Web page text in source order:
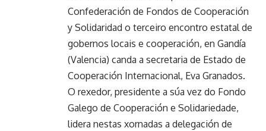
Confederación de Fondos de Cooperación
y Solidaridad o terceiro encontro estatal de
gobernos locais e cooperación, en Gandía
(Valencia) canda a secretaria de Estado de
Cooperación Internacional, Eva Granados.
O rexedor, presidente a súa vez do Fondo
Galego de Cooperación e Solidariedade,
lidera nestas xornadas a delegación de